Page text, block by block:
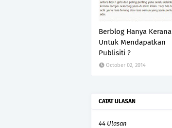
Berblog Hanya Kerana
Untuk Mendapatkan
Publisiti ?
October 02, 2014
CATAT ULASAN
44 Ulasan